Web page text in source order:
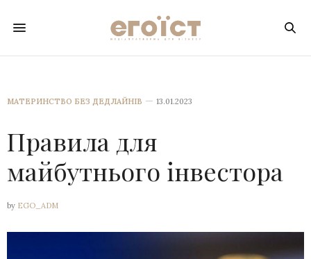
МАТЕРИНСТВО БЕЗ ДЕДЛАЙНІВ 13.01.2023
Правила для
майбутнього інвестора
by EGO_ADM